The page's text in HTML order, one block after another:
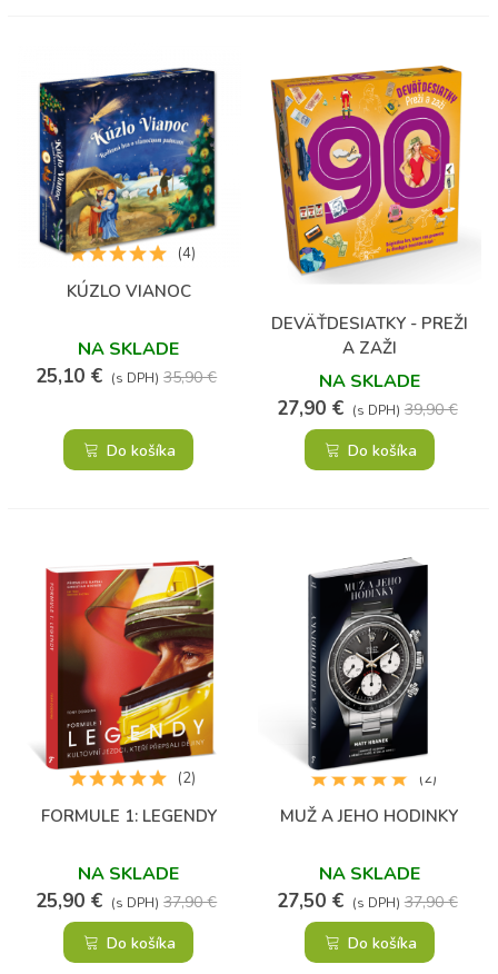
KÚZLO VIANOC
NA SKLADE
25,10 € (s DPH) 35,90 €
(4)
Do košíka
DEVÄŤDESIATKY - PREŽI
A ZAŽI
NA SKLADE
27,90 € (s DPH) 39,90 €
Do košíka
FORMULE 1: LEGENDY
NA SKLADE
25,90 € (s DPH) 37,90 €
(2)
Do košíka
MUŽ A JEHO HODINKY
NA SKLADE
27,50 € (s DPH) 37,90 €
(2)
Do košíka